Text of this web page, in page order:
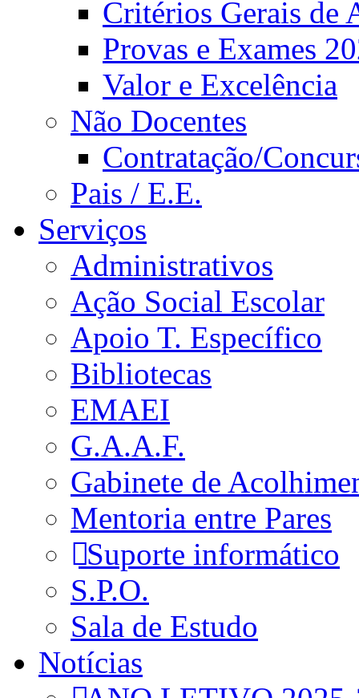
Critérios Gerais de
Provas e Exames
Valor e Excelência
Não Docentes
Contratação/
Pais / E.E.
Serviços
Administrativos
Ação Social Escolar
Apoio T. Específico
Bibliotecas
EMAEI
G.A.A.F.
Gabinete de
Mentoria entre Pares
Suporte informático
S.P.O.
Sala de Estudo
Notícias